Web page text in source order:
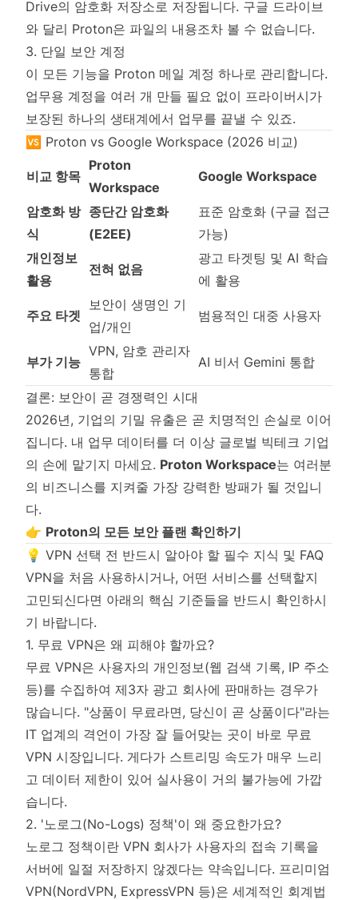
Drive의 암호화 저장소로 저장됩니다. 구글 드라이브
와 달리 Proton은 파일의 내용조차 볼 수 없습니다.
3. 단일 보안 계정
이 모든 기능을 Proton 메일 계정 하나로 관리합니다.
업무용 계정을 여러 개 만들 필요 없이 프라이버시가
보장된 하나의 생태계에서 업무를 끝낼 수 있죠.
🆚 Proton vs Google Workspace (2026 비교)
비교 항목
Proton
Workspace
Google Workspace
암호화 방
식
종단간 암호화
(E2EE)
표준 암호화 (구글 접근
가능)
개인정보
활용
전혀 없음
광고 타겟팅 및 AI 학습
에 활용
주요 타겟
보안이 생명인 기
업/개인
범용적인 대중 사용자
부가 기능
VPN, 암호 관리자
통합
AI 비서 Gemini 통합
결론: 보안이 곧 경쟁력인 시대
2026년, 기업의 기밀 유출은 곧 치명적인 손실로 이어
집니다. 내 업무 데이터를 더 이상 글로벌 빅테크 기업
의 손에 맡기지 마세요. Proton Workspace는 여러분
의 비즈니스를 지켜줄 가장 강력한 방패가 될 것입니
다.
👉 Proton의 모든 보안 플랜 확인하기
💡 VPN 선택 전 반드시 알아야 할 필수 지식 및 FAQ
VPN을 처음 사용하시거나, 어떤 서비스를 선택할지
고민되신다면 아래의 핵심 기준들을 반드시 확인하시
기 바랍니다.
1. 무료 VPN은 왜 피해야 할까요?
무료 VPN은 사용자의 개인정보(웹 검색 기록, IP 주소
등)를 수집하여 제3자 광고 회사에 판매하는 경우가
많습니다. "상품이 무료라면, 당신이 곧 상품이다"라는
IT 업계의 격언이 가장 잘 들어맞는 곳이 바로 무료
VPN 시장입니다. 게다가 스트리밍 속도가 매우 느리
고 데이터 제한이 있어 실사용이 거의 불가능에 가깝
습니다.
2. '노로그(No-Logs) 정책'이 왜 중요한가요?
노로그 정책이란 VPN 회사가 사용자의 접속 기록을
서버에 일절 저장하지 않겠다는 약속입니다. 프리미엄
VPN(NordVPN, ExpressVPN 등)은 세계적인 회계법